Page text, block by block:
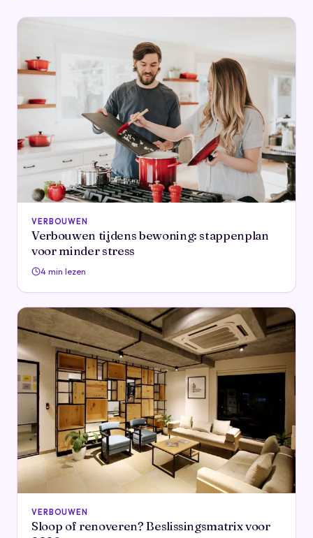
VERBOUWEN
Verbouwen tijdens bewoning: stappenplan
voor minder stress
4 min lezen
VERBOUWEN
Sloop of renoveren? Beslissingsmatrix voor